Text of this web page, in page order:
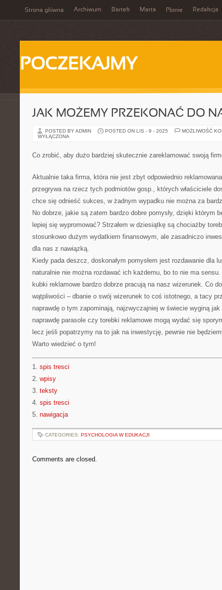
Strona główna Archiwum Bartek Marta Płonie Redakcja
POCZEKAJMY
JAK MOŻEMY PRZEKONAĆ DO
POSTED BY ADMIN POSTED ON LIS - 9 - 2025
MOŻLIWOŚĆ
WYŁĄCZONA
Co zrobić, aby dużo bardziej skutecznie zareklamować swoją
Aktualnie taka firma, która nie jest zbyt odpowiednio
przegrywa na rzecz tych podmiotów gosp., których właściciele
chce się odnieść sukces, w żadnym wypadku nie można za
No dobrze, jakie są zatem bardzo dobre pomysły, dzięki którym
lepiej się wypromować? Strzałem w dziesiątkę są chociażby
stosunkowo dużym wydatkiem finansowym, ale zasadniczo
dla nas z nawiązką.
Kiedy pada deszcz, doskonałym pomysłem jest rozdawanie dla
naturalnie nie można rozdawać ich każdemu, bo to nie ma
kubki reklamowe bardzo dobrze pracują na nasz wizerunek. Co
wątpliwości – dbanie o swój wizerunek to coś istotnego, a tacy
naprawdę o tym zapominają, najzwyczajniej w świecie wyginą
naprawdę parasole czy torebki reklamowe mogą wydać się
lecz jeśli popatrzymy na to jak na inwestycję, pewnie nie
Warto wiedzieć o tym!
1. spis tresci
2. wpisy
3. teksty
4. spis tresci
5. nawigacja
CATEGORIES: PSYCHOLOGIA W EDUKACJI
Comments are closed.